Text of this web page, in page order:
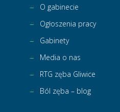
O gabinecie
Ogłoszenia pracy
Gabinety
Media o nas
RTG zęba Gliwice
Ból zęba – blog